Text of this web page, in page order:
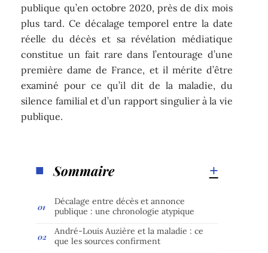
publique qu’en octobre 2020, près de dix mois
plus tard. Ce décalage temporel entre la date
réelle du décès et sa révélation médiatique
constitue un fait rare dans l’entourage d’une
première dame de France, et il mérite d’être
examiné pour ce qu’il dit de la maladie, du
silence familial et d’un rapport singulier à la vie
publique.
Sommaire
Décalage entre décès et annonce
publique : une chronologie atypique
André-Louis Auzière et la maladie : ce
que les sources confirment